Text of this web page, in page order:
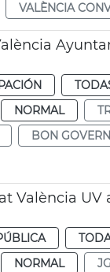
VALÈNCIA
NORMAL
BON GOVERN
València UV
NORMAL